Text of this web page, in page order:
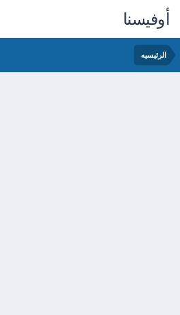
أوفيسنا
الرئيسيه